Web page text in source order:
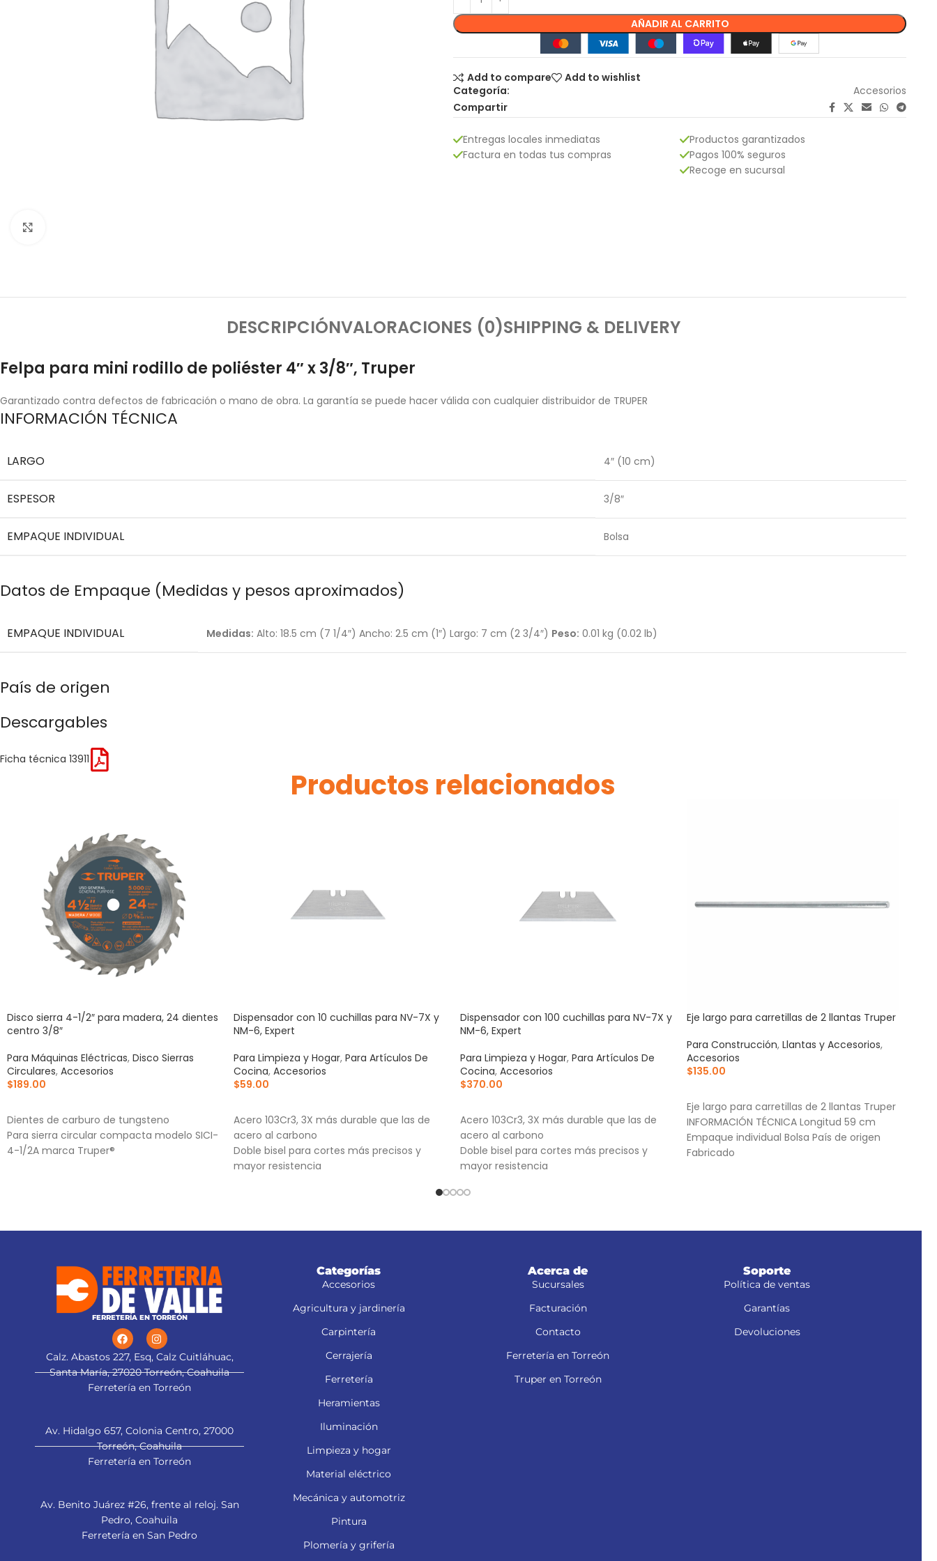
AÑADIR AL CARRITO
Add to compare
Add to wishlist
Categoría:
Accesorios
Compartir
Entregas locales inmediatas
Factura en todas tus compras
Productos garantizados
Pagos 100% seguros
Recoge en sucursal
DESCRIPCIÓNVALORACIONES (0)SHIPPING & DELIVERY
Felpa para mini rodillo de poliéster 4″ x 3/8″, Truper
Garantizado contra defectos de fabricación o mano de obra. La garantía se puede hacer válida con cualquier distribuidor de TRUPER
INFORMACIÓN TÉCNICA
LARGO 4″ (10 cm)
ESPESOR 3/8″
EMPAQUE INDIVIDUAL Bolsa
Datos de Empaque (Medidas y pesos aproximados)
EMPAQUE INDIVIDUAL Medidas: Alto: 18.5 cm (7 1/4″) Ancho: 2.5 cm (1″) Largo: 7 cm (2 3/4″) Peso: 0.01 kg (0.02 lb)
País de origen
Descargables
Ficha técnica 13911
Productos relacionados
Disco sierra 4-1/2″ para madera, 24 dientes
centro 3/8″
Para Máquinas Eléctricas, Disco Sierras
Circulares, Accesorios
$189.00
Dientes de carburo de tungsteno
Para sierra circular compacta modelo SICI-
4-1/2A marca Truper®
Dispensador con 10 cuchillas para NV-7X y
NM-6, Expert
Para Limpieza y Hogar, Para Artículos De
Cocina, Accesorios
$59.00
Acero 103Cr3, 3X más durable que las de
acero al carbono
Doble bisel para cortes más precisos y
mayor resistencia
Dispensador con 100 cuchillas para NV-7X y
NM-6, Expert
Para Limpieza y Hogar, Para Artículos De
Cocina, Accesorios
$370.00
Acero 103Cr3, 3X más durable que las de
acero al carbono
Doble bisel para cortes más precisos y
mayor resistencia
NV-6X
Eje largo para carretillas de 2 llantas Truper
Para Construcción, Llantas y Accesorios,
Accesorios
$135.00
Eje largo para carretillas de 2 llantas Truper
INFORMACIÓN TÉCNICA Longitud 59 cm
Empaque individual Bolsa País de origen
Fabricado
FERRETERÍA EN TORREÓN
Calz. Abastos 227, Esq, Calz Cuitláhuac,
Santa María, 27020 Torreón, Coahuila
Ferretería en Torreón
Av. Hidalgo 657, Colonia Centro, 27000
Torreón, Coahuila
Ferretería en Torreón
Av. Benito Juárez #26, frente al reloj. San
Pedro, Coahuila
Ferretería en San Pedro
Categorías
Accesorios
Agricultura y jardinería
Carpintería
Cerrajería
Ferretería
Heramientas
Iluminación
Limpieza y hogar
Material eléctrico
Mecánica y automotriz
Pintura
Plomería y grifería
Acerca de
Sucursales
Facturación
Contacto
Ferretería en Torreón
Truper en Torreón
Soporte
Política de ventas
Garantías
Devoluciones